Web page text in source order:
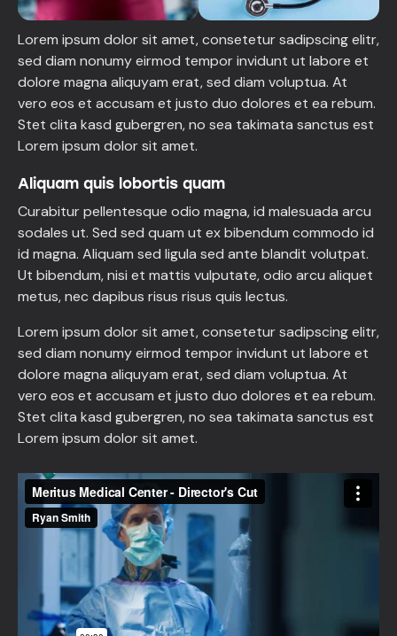
Lorem ipsum dolor sit amet, consetetur sadipscing elitr,
sed diam nonumy eirmod tempor invidunt ut labore et
dolore magna aliquyam erat, sed diam voluptua. At
vero eos et accusam et justo duo dolores et ea rebum.
Stet clita kasd gubergren, no sea takimata sanctus est
Lorem ipsum dolor sit amet.
Aliquam quis lobortis quam
Curabitur pellentesque odio magna, id malesuada arcu
sodales ut. Sed sed quam ut ex bibendum commodo id
id magna. Aliquam sed ligula sed ante blandit volutpat.
Ut bibendum, nisi et mattis vulputate, odio arcu aliquet
metus, nec dapibus risus risus quis lectus.
Lorem ipsum dolor sit amet, consetetur sadipscing elitr,
sed diam nonumy eirmod tempor invidunt ut labore et
dolore magna aliquyam erat, sed diam voluptua. At
vero eos et accusam et justo duo dolores et ea rebum.
Stet clita kasd gubergren, no sea takimata sanctus est
Lorem ipsum dolor sit amet.